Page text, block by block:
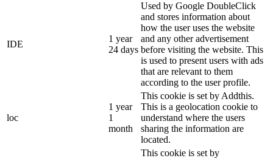
IDE
1 year
24 days
Used by Google DoubleClick
and stores information about
how the user uses the website
and any other advertisement
before visiting the website. This
is used to present users with ads
that are relevant to them
according to the user profile.
loc
1 year
1
month
This cookie is set by Addthis.
This is a geolocation cookie to
understand where the users
sharing the information are
located.
This cookie is set by